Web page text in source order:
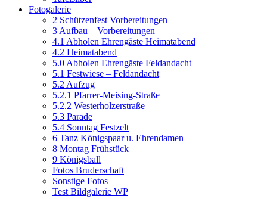
Fotogalerie
2 Schützenfest Vorbereitungen
3 Aufbau – Vorbereitungen
4.1 Abholen Ehrengäste Heimatabend
4.2 Heimatabend
5.0 Abholen Ehrengäste Feldandacht
5.1 Festwiese – Feldandacht
5.2 Aufzug
5.2.1 Pfarrer-Meising-Straße
5.2.2 Westerholzerstraße
5.3 Parade
5.4 Sonntag Festzelt
6 Tanz Königspaar u. Ehrendamen
8 Montag Frühstück
9 Königsball
Fotos Bruderschaft
Sonstige Fotos
Test Bildgalerie WP